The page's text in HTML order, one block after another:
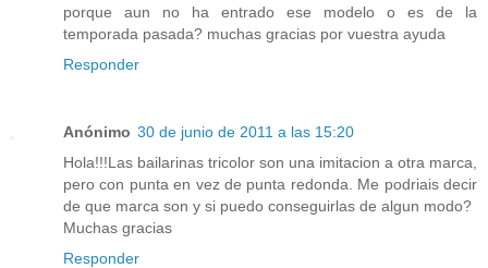
porque aun no ha entrado ese modelo o es de la
temporada pasada? muchas gracias por vuestra ayuda
Responder
Anónimo 30 de junio de 2011 a las 15:20
Hola!!!Las bailarinas tricolor son una imitacion a otra marca,
pero con punta en vez de punta redonda. Me podriais decir
de que marca son y si puedo conseguirlas de algun modo?
Muchas gracias
Responder